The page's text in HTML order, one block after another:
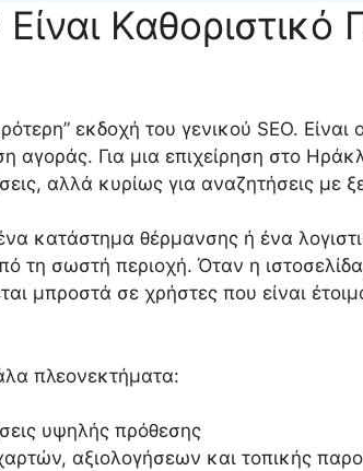
Καθοριστικό
εκδοχή του γενικού SEO.
αγοράς. Για μια επιχείρηση στο
αλλά κυρίως για αναζητήσεις με
κατάστημα θέρμανσης ή ένα
τη σωστή περιοχή. Όταν η
μπροστά σε χρήστες που είναι
πλεονεκτήματα:
υψηλής πρόθεσης
αξιολογήσεων και τοπικής